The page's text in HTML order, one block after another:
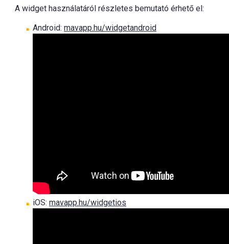
A widget használatáról részletes bemutató érhető el:
Android: mavapp.hu/widgetandroid
iOS: mavapp.hu/widgetios